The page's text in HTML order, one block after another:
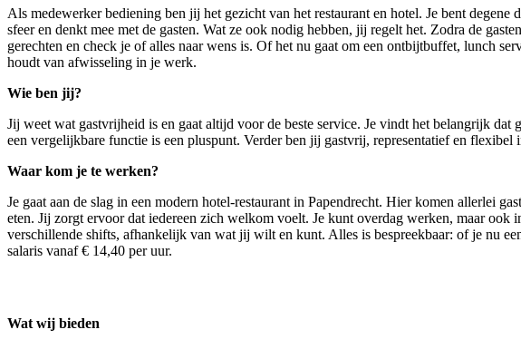
Als medewerker bediening ben jij het gezicht van het restaurant en hotel. Je bent
sfeer en denkt mee met de gasten. Wat ze ook nodig hebben, jij regelt het. Zodra de
gerechten en check je of alles naar wens is. Of het nu gaat om een ontbijtbuffet, lunch
houdt van afwisseling in je werk.
Wie ben jij?
Jij weet wat gastvrijheid is en gaat altijd voor de beste service. Je vindt het belangrijk
een vergelijkbare functie is een pluspunt. Verder ben jij gastvrij, representatief en
Waar kom je te werken?
Je gaat aan de slag in een modern hotel-restaurant in Papendrecht. Hier komen allerlei
eten. Jij zorgt ervoor dat iedereen zich welkom voelt. Je kunt overdag werken, maar
verschillende shifts, afhankelijk van wat jij wilt en kunt. Alles is bespreekbaar: of je nu
salaris vanaf € 14,40 per uur.
Wat wij bieden